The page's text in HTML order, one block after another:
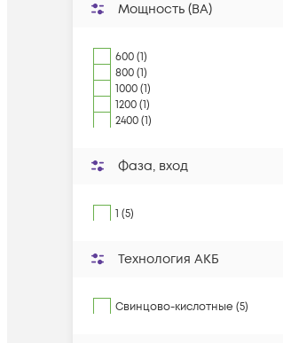
Мощность (ВА)
600 (1)
800 (1)
1000 (1)
1200 (1)
2400 (1)
Фаза, вход
1 (5)
Технология АКБ
Свинцово-кислотные (5)